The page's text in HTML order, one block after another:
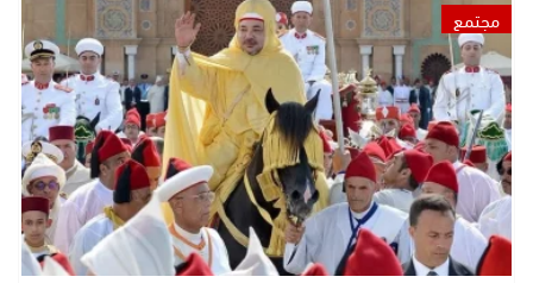
مجتمع